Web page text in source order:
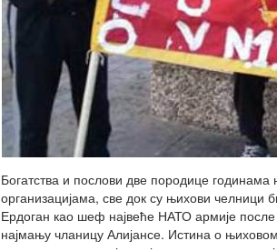
Богатства и послови две породице
организацијама, све док су њихови
Ердоган као шеф највеће НАТО армије
најмању чланицу Алијансе. Истина о